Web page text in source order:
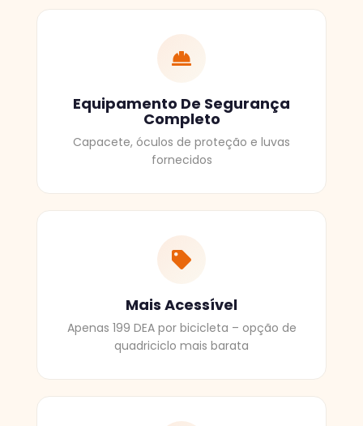
Equipamento De Segurança
Completo
Capacete, óculos de proteção e luvas
fornecidos
Mais Acessível
Apenas 199 DEA por bicicleta – opção de
quadriciclo mais barata